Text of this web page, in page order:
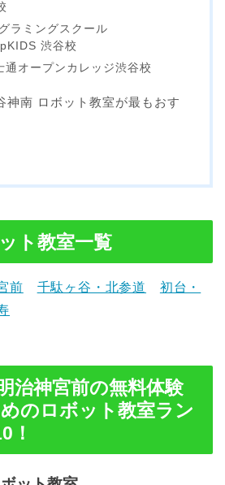
ラミングスクール
渋谷校
通オープンカレッジ渋谷校
神南 ロボット教室が最もおす
ト教室一覧
前 千駄ヶ谷・北参道
初台・
治神宮前の無料体験
のロボット教室ラン
！